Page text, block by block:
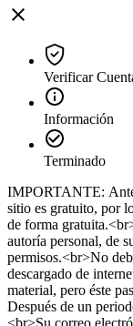
Verificar
Información
Terminado
IMPORTANTE:
sitio es gratuito, por
de forma
autoría personal, de
permisos.<br>No
descargado de
material, pero éste
Después de un
<br>Su correo